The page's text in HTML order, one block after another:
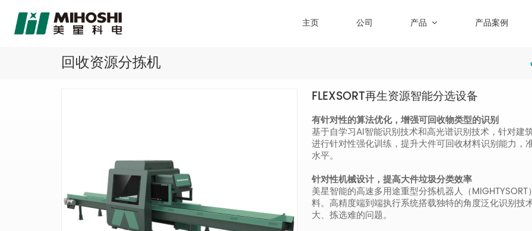
主页 公司 产品 产品案例
回收资源分拣机
FLEXSORT再生资源智能分选设备
有针对性的算法优化，增强可回收物类型的识别
基于自学习AI智能识别技术和高光谱识别技术，针对
进行针对性强化训练，提升大件可回收材料识别能力
水平。
针对性机械设计，提高大件垃圾分类效率
美星智能的高速多用途重型分拣机器人（
料。高精度端到端执行系统搭载独特的角度泛化识别
大、拣选难的问题。